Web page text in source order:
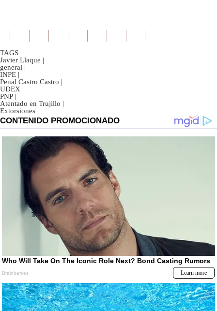
TAGS
Javier Llaque |
general |
INPE |
Penal Castro Castro |
UDEX |
PNP |
Atentado en Trujillo |
Extorsiones